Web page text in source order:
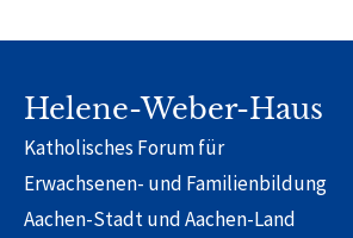
Helene-Weber-Haus
Katholisches Forum für
Erwachsenen- und Familienbildung
Aachen-Stadt und Aachen-Land